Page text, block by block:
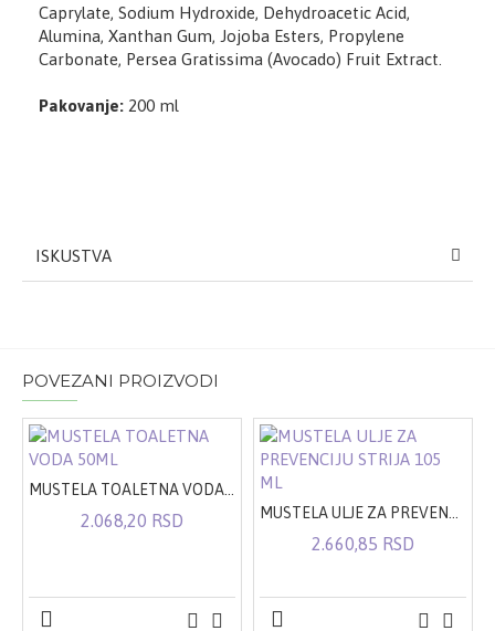
Caprylate, Sodium Hydroxide, Dehydroacetic Acid,
Alumina, Xanthan Gum, Jojoba Esters, Propylene
Carbonate, Persea Gratissima (Avocado) Fruit Extract.
Pakovanje: 200 ml
ISKUSTVA
POVEZANI PROIZVODI
2.068,20 RSD
2.660,85 RSD